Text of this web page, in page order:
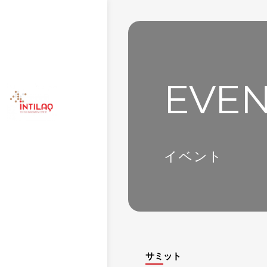
イベント
サミット